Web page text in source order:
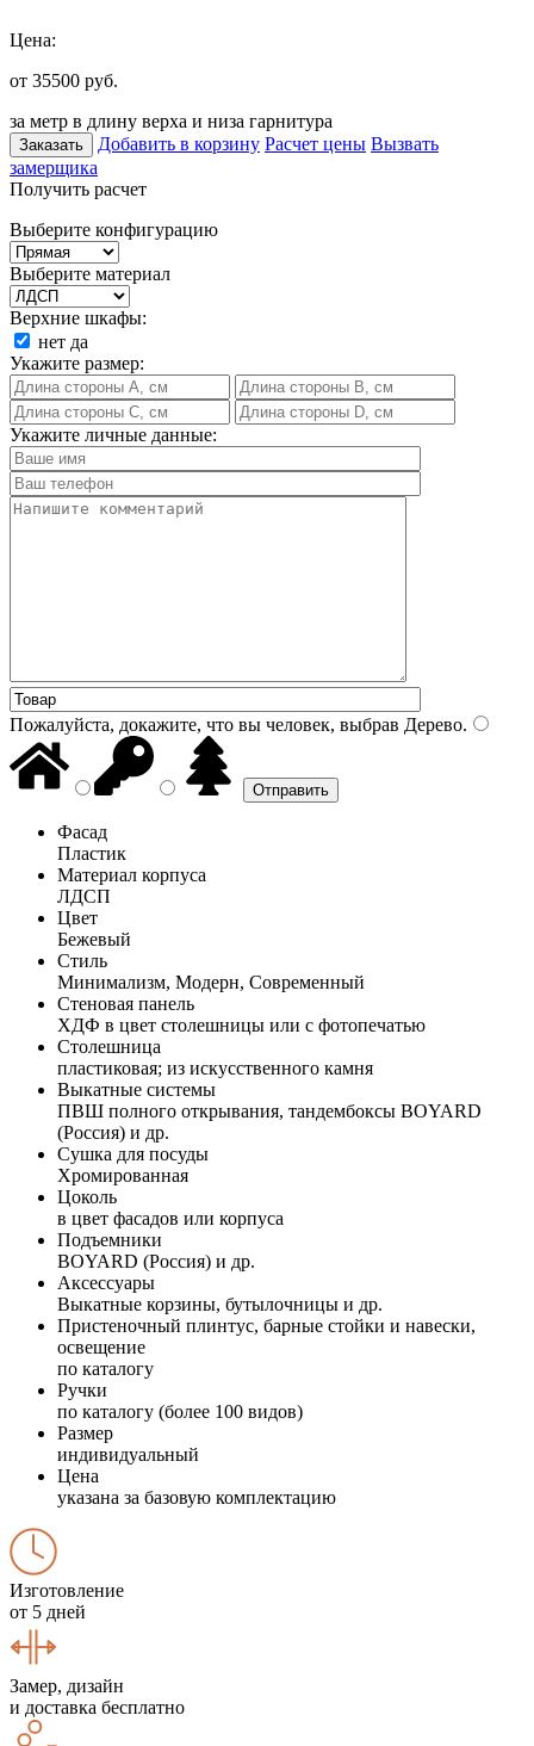
Цена:
от 35500 руб.
за метр в длину верха и низа гарнитура
Заказать Добавить в корзину Расчет цены Вызвать
замерщика
Получить расчет
Выберите конфигурацию
Выберите материал
Верхние шкафы:
нет да
Укажите размер:
Укажите личные данные:
Пожалуйста, докажите, что вы человек, выбрав Дерево.
Фасад
Пластик
Материал корпуса
ЛДСП
Цвет
Бежевый
Стиль
Минимализм, Модерн, Современный
Стеновая панель
ХДФ в цвет столешницы или с фотопечатью
Столешница
пластиковая; из искусственного камня
Выкатные системы
ПВШ полного открывания, тандембоксы BOYARD
(Россия) и др.
Сушка для посуды
Хромированная
Цоколь
в цвет фасадов или корпуса
Подъемники
BOYARD (Россия) и др.
Аксессуары
Выкатные корзины, бутылочницы и др.
Пристеночный плинтус, барные стойки и навески,
освещение
по каталогу
Ручки
по каталогу (более 100 видов)
Размер
индивидуальный
Цена
указана за базовую комплектацию
Изготовление
от 5 дней
Замер, дизайн
и доставка бесплатно